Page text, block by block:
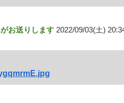
お送りします 2022/09/03(土)